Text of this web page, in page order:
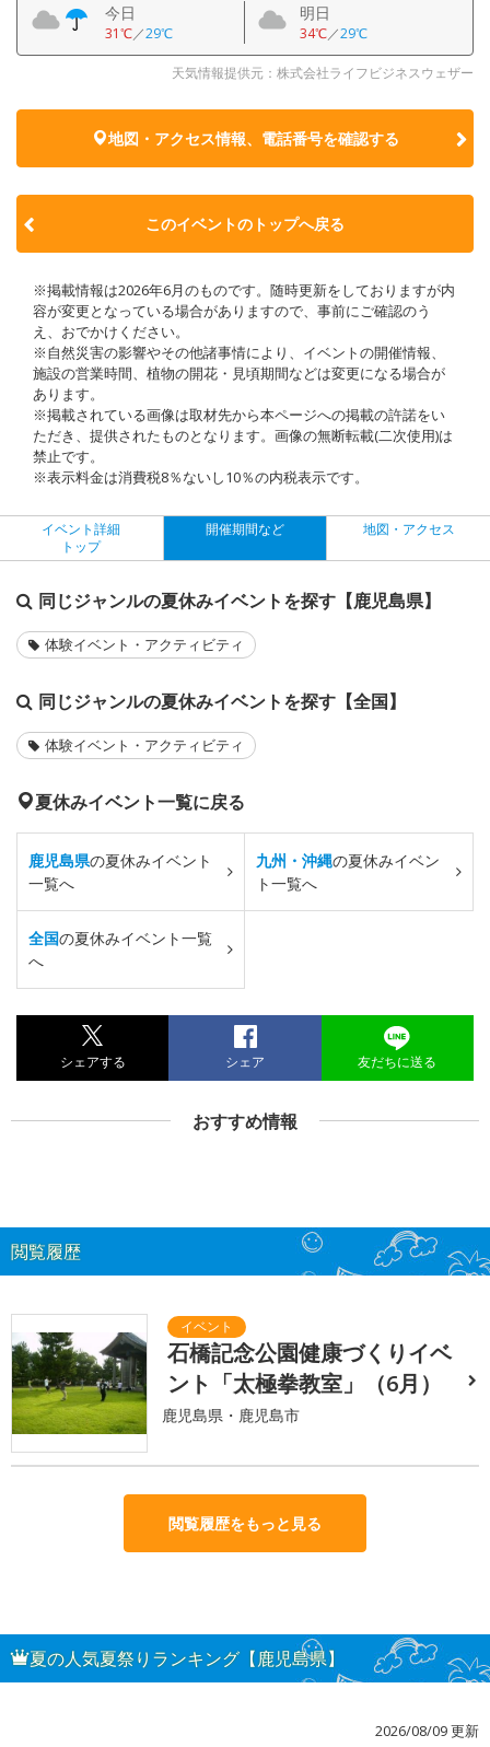
今日
31℃／29℃
明日
34℃／29℃
天気情報提供元：株式会社ライフビジネスウェザー
地図・アクセス情報、電話番号を確認する
このイベントのトップへ戻る
※掲載情報は2026年6月のものです。随時更新をしておりますが内
容が変更となっている場合がありますので、事前にご確認のう
え、おでかけください。
※自然災害の影響やその他諸事情により、イベントの開催情報、
施設の営業時間、植物の開花・見頃期間などは変更になる場合が
あります。
※掲載されている画像は取材先から本ページへの掲載の許諾をい
ただき、提供されたものとなります。画像の無断転載(二次使用)は
禁止です。
※表示料金は消費税8％ないし10％の内税表示です。
イベント詳細
トップ
開催期間など 地図・アクセス
同じジャンルの夏休みイベントを探す【鹿児島県】
体験イベント・アクティビティ
同じジャンルの夏休みイベントを探す【全国】
体験イベント・アクティビティ
夏休みイベント一覧に戻る
鹿児島県の夏休みイベント
一覧へ
九州・沖縄の夏休みイベン
ト一覧へ
全国の夏休みイベント一覧
へ
シェアする シェア 友だちに送る
おすすめ情報
閲覧履歴
石橋記念公園健康づくりイベ
ント「太極拳教室」（6月）
鹿児島県・鹿児島市
閲覧履歴をもっと見る
夏の人気夏祭りランキング【鹿児島県】
2026/08/09 更新